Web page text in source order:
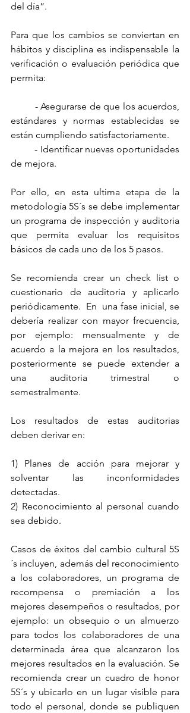
del día”.
Para que los cambios se conviertan en
hábitos y disciplina es indispensable la
verificación o evaluación periódica que
permita:
estándares y normas establecidas se
están cumpliendo satisfactoriamente.
	- Identificar nuevas oportunidades
de mejora.
Por ello, en esta ultima etapa de la
metodología 5S´s se debe implementar
un programa de inspección y auditoria
que permita evaluar los requisitos
básicos de cada uno de los 5 pasos.
Se recomienda crear un check list o
cuestionario de auditoria y aplicarlo
periódicamente.  En  una fase inicial, se
debería realizar con mayor frecuencia,
por ejemplo: mensualmente y de
acuerdo a la mejora en los resultados,
posteriormente se puede extender a
una auditoria trimestral o
semestralmente.
Los resultados de estas auditorias
deben derivar en:
1) Planes de acción para mejorar y
solventar las inconformidades
detectadas.
2) Reconocimiento al personal cuando
sea debido.
Casos de éxitos del cambio cultural 5S
´s incluyen, además del reconocimiento
a los colaboradores, un programa de
recompensa o premiación a los
mejores desempeños o resultados, por
ejemplo: un obsequio o un almuerzo
para todos los colaboradores de una
determinada área que alcanzaron los
mejores resultados en la evaluación. Se
recomienda crear un cuadro de honor
5S´s y ubicarlo en un lugar visible para
todo el personal, donde se publiquen